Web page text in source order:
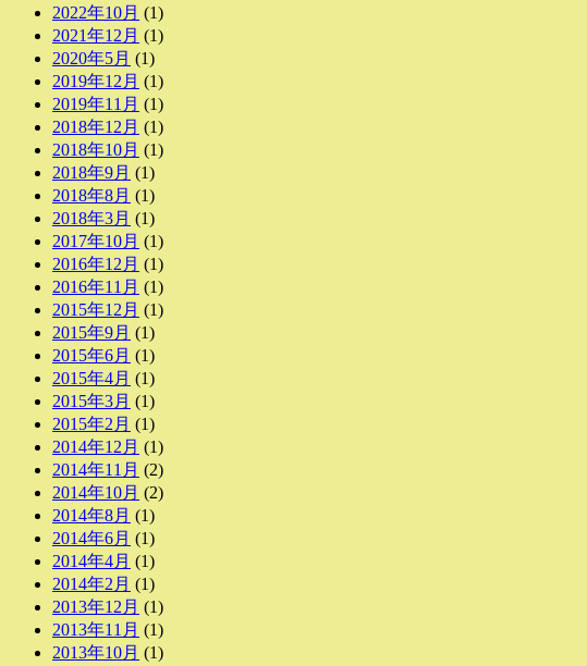
2022年10月 (1)
2021年12月 (1)
2020年5月 (1)
2019年12月 (1)
2019年11月 (1)
2018年12月 (1)
2018年10月 (1)
2018年9月 (1)
2018年8月 (1)
2018年3月 (1)
2017年10月 (1)
2016年12月 (1)
2016年11月 (1)
2015年12月 (1)
2015年9月 (1)
2015年6月 (1)
2015年4月 (1)
2015年3月 (1)
2015年2月 (1)
2014年12月 (1)
2014年11月 (2)
2014年10月 (2)
2014年8月 (1)
2014年6月 (1)
2014年4月 (1)
2014年2月 (1)
2013年12月 (1)
2013年11月 (1)
2013年10月 (1)